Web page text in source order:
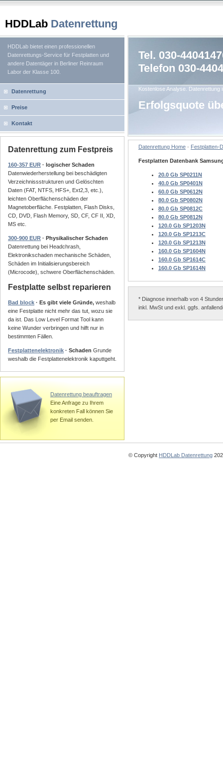
HDDLab Datenrettung
HDDLab bietet einen professionellen
Datenrettungs-Service für Festplatten und
andere Datentäger in Berliner Reinraum
Labor der Klasse 100.
Tel. 030-
Telefon 030-
Kostenlose Analyse. Datenrettung
Erfolgsquote
Datenrettung
Preise
Kontakt
Datenrettung zum Festpreis
160-357 EUR · logischer Schaden
Datenwiederherstellung bei beschädigten
Verzeichnissstrukturen und Gelöschten
Daten (FAT, NTFS, HFS+, Ext2,3, etc.),
leichten Oberflächenschäden der
Magnetoberfläche. Festplatten, Flash Disks,
CD, DVD, Flash Memory, SD, CF, CF II, XD,
MS etc.
300-900 EUR · Physikalischer Schaden
Datenrettung bei Headchrash,
Elektronikschaden mechanische Schäden,
Schäden im Initialisierungsbereich
(Microcode), schwere Oberflächenschäden.
Festplatte selbst reparieren
Bad block · Es gibt viele Gründe, weshalb
eine Festplatte nicht mehr das tut, wozu sie
da ist. Das Low Level Format Tool kann
keine Wunder verbringen und hilft nur in
bestimmten Fällen.
Festplattenelektronik · Schaden Grunde
weshalb die Festplattenelektronik kaputtgeht.
Datenrettung beauftragen
Eine Anfrage zu Ihrem
konkreten Fall können Sie
per Email senden.
Datenrettung Home · Festplatten-
Festplatten Datenbank
20.0 Gb SP0211N
40.0 Gb SP0401N
60.0 Gb SP0612N
80.0 Gb SP0802N
80.0 Gb SP0812C
80.0 Gb SP0812N
120.0 Gb SP1203N
120.0 Gb SP1213C
120.0 Gb SP1213N
160.0 Gb SP1604N
160.0 Gb SP1614C
160.0 Gb SP1614N
* Diagnose innerhalb von 4
inkl. MwSt und exkl. ggfs.
© Copyright HDDLab Datenrettung